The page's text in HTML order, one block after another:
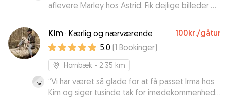
aflevere Marley hos Astrid. Fik dejlige billeder og
updates 🐶”
Kim · Kærlig og nærværende 100kr./gåtur
5.0 (1 Bookinger)
Hornbæk - 2.35 km
“Vi har været så glade for at få passet Irma hos
Kim og siger tusinde tak for imødekommenhed,
hygge og kærlig opmærksomhed på Irma mens